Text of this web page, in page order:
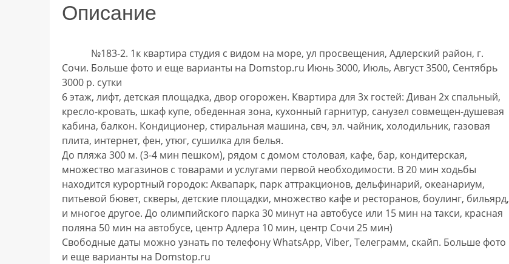
Описание
Сочи. Больше фото и еще варианты на Domstop.ru Июнь 3000, Июль, Август 3500, Сентябрь
3000 р. сутки
6 этаж, лифт, детская площадка, двор огорожен. Квартира для 3х гостей: Диван 2х спальный,
кресло-кровать, шкаф купе, обеденная зона, кухонный гарнитур, санузел совмещен-душевая
кабина, балкон. Кондиционер, стиральная машина, свч, эл. чайник, холодильник, газовая
плита, интернет, фен, утюг, сушилка для белья.
До пляжа 300 м. (3-4 мин пешком), рядом с домом столовая, кафе, бар, кондитерская,
множество магазинов с товарами и услугами первой необходимости. В 20 мин ходьбы
находится курортный городок: Аквапарк, парк аттракционов, дельфинарий, океанариум,
питьевой бювет, скверы, детские площадки, множество кафе и ресторанов, боулинг, бильярд,
и многое другое. До олимпийского парка 30 минут на автобусе или 15 мин на такси, красная
поляна 50 мин на автобусе, центр Адлера 10 мин, центр Сочи 25 мин)
Свободные даты можно узнать по телефону WhatsApp, Viber, Телеграмм, скайп. Больше фото
и еще варианты на Domstop.ru